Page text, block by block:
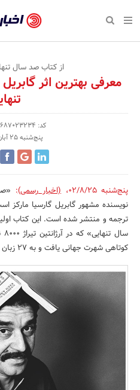
بازگشت
صفحه نخست پایگاه خبری
سبک زندگی
رویداد
از کتاب صد سال
معرفی بهترین اثر
کد: 140208247687023234
پنج‌شنبه 25 آبان 02، 18:40
پنج‌شنبه 02/8/25 ،(اخبار رسمی):
کوتاهی شهرت جهانی یافت و به 27 زبان دنیا ترجمه شد.